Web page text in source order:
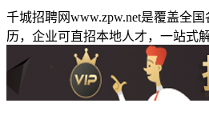
千城招聘网www.zpw.net是覆盖全
历，企业可直招本地人才，一站式